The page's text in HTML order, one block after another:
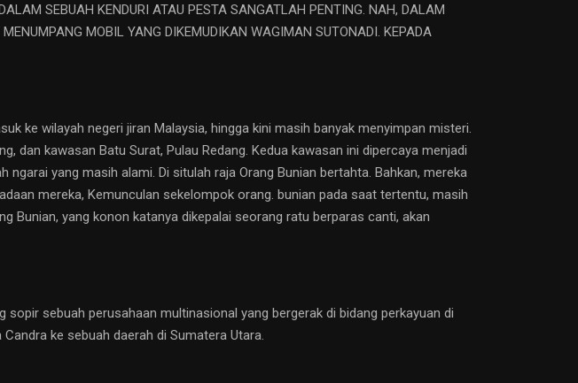
SEBUAH KENDURI ATAU PESTA SANGATLAH PENTING. NAH, DALAM
MOBIL YANG DIKEMUDIKAN WAGIMAN SUTONADI. KEPADA
ke wilayah negeri jiran Malaysia, hingga kini masih banyak menyimpan misteri.
dan kawasan Batu Surat, Pulau Redang. Kedua kawasan ini dipercaya menjadi
yang masih alami. Di situlah raja Orang Bunian bertahta. Bahkan, mereka
mereka, Kemunculan sekelompok orang. bunian pada saat tertentu, masih
Bunian, yang konon katanya dikepalai seorang ratu berparas canti, akan
sebuah perusahaan multinasional yang bergerak di bidang perkayuan di
ke sebuah daerah di Sumatera Utara.